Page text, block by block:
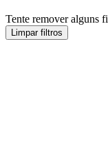
Tente remover alguns
Limpar filtros